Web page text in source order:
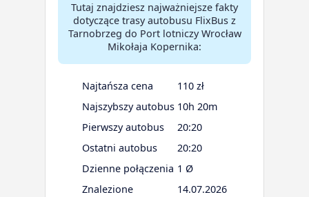
Tutaj znajdziesz najważniejsze fakty
dotyczące trasy autobusu FlixBus z
Tarnobrzeg do Port lotniczy Wrocław
Mikołaja Kopernika:
Najtańsza cena
110 zł
Najszybszy autobus 10h 20m
Pierwszy autobus
20:20
Ostatni autobus
20:20
Dzienne połączenia 1 Ø
Znalezione
14.07.2026